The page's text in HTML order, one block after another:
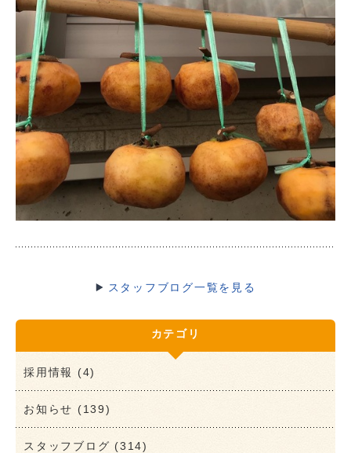
スタッフブログ一覧を見る
カテゴリ
採用情報 (4)
お知らせ (139)
スタッフブログ (314)